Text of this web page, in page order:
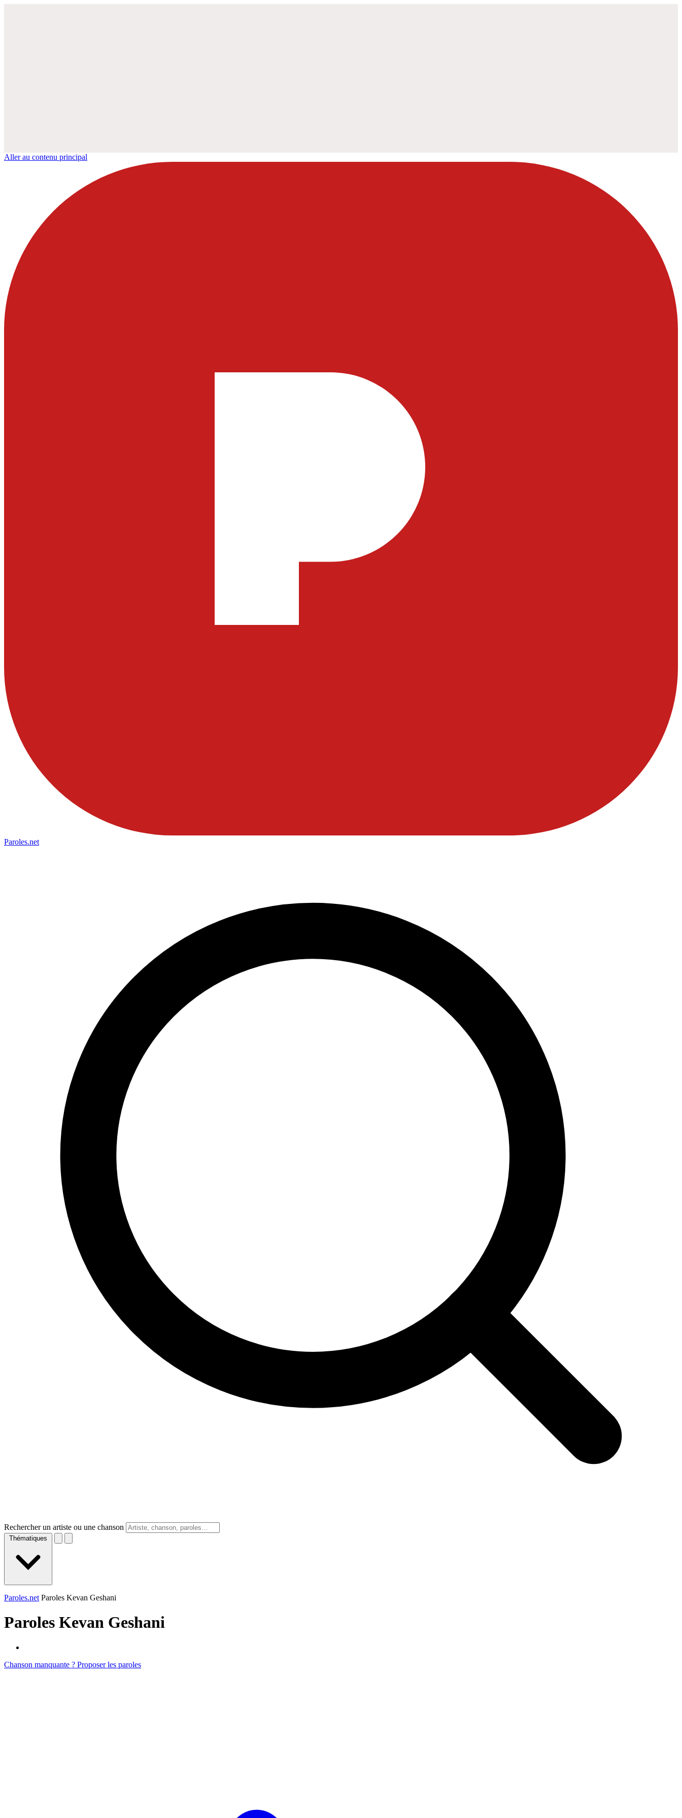
Aller au contenu principal
Paroles.net
Rechercher un artiste ou une chanson
Thématiques
Paroles.net Paroles Kevan Geshani
Paroles Kevan Geshani
Chanson manquante ? Proposer les paroles